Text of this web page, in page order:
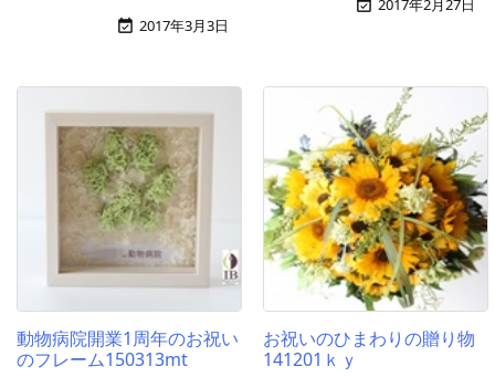
 2017年3月3日
 2017年2月27日
動物病院開業1周年のお祝い
のフレーム150313mt
お祝いのひまわりの贈り物
141201ｋｙ